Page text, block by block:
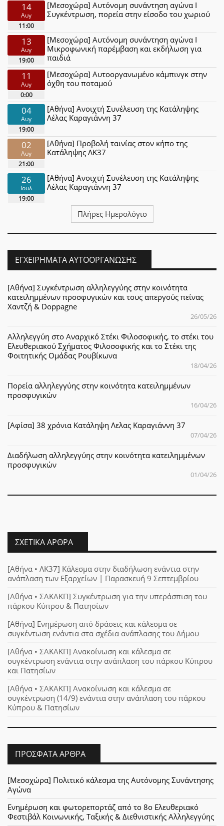
14
Αυγ
11:00
[Μεσοχώρα] Αυτόνομη συνάντηση αγώνα Ι
Συγκέντρωση, πορεία στην είσοδο του χωριού
13
Αυγ
19:00
[Μεσοχώρα] Αυτόνομη συνάντηση αγώνα Ι
Μικροφωνική παρέμβαση και εκδήλωση για
παιδιά
11
Αυγ
0:00
[Μεσοχώρα] Αυτοοργανωμένο κάμπινγκ στην
όχθη του ποταμού
04
Αυγ
19:00
[Αθήνα] Ανοιχτή Συνέλευση της Κατάληψης
Λέλας Καραγιάννη 37
02
Αυγ
21:00
[Αθήνα] Προβολή ταινίας στον κήπο της
Κατάληψης ΛΚ37
26
Ιουλ
19:00
[Αθήνα] Ανοιχτή Συνέλευση της Κατάληψης
Λέλας Καραγιάννη 37
Πλήρες Ημερολόγιο
ΕΓΧΕΙΡΉΜΑΤΑ ΑΥΤΟΟΡΓΆΝΩΣΗΣ
[Αθήνα] Συγκέντρωση αλληλεγγύης στην κοινότητα
κατειλημμένων προσφυγικών και τους απεργούς πείνας
Χαντζή & Doppagne
26/05/26
Αλληλεγγύη στο Αναρχικό Στέκι Φιλοσοφικής, το στέκι του
Ελευθεριακού Σχήματος Φιλοσοφικής και το Στέκι της
Φοιτητικής Ομάδας Ρουβίκωνα
18/04/26
Πορεία αλληλεγγύης στην κοινότητα κατειλημμένων
προσφυγικών
16/04/26
[Αφίσα] 38 χρόνια Κατάληψη Λελας Καραγιάννη 37
07/04/26
Διαδήλωση αλληλεγγύης στην κοινότητα κατειλημμένων
προσφυγικών
01/04/26
ΣΧΕΤΙΚΆ ΆΡΘΡΑ
[Αθήνα • ΛΚ37] Κάλεσμα στην διαδήλωση ενάντια στην
ανάπλαση των Εξαρχείων | Παρασκευή 9 Σεπτεμβρίου
[Αθήνα • ΣΑΚΑΚΠ] Συγκέντρωση για την υπεράσπιση του
πάρκου Κύπρου & Πατησίων
[Αθήνα] Ενημέρωση από δράσεις και κάλεσμα σε
συγκέντωση ενάντια στα σχέδια ανάπλασης του Δήμου
[Αθήνα • ΣΑΚΑΚΠ] Ανακοίνωση και κάλεσμα σε
συγκέντρωση ενάντια στην ανάπλαση του πάρκου Κύπρου
και Πατησίων
[Αθήνα • ΣΑΚΑΚΠ] Ανακοίνωση και κάλεσμα σε
συγκέντρωση (14/9) ενάντια στην ανάπλαση του πάρκου
Κύπρου & Πατησίων
ΠΡΌΣΦΑΤΑ ΆΡΘΡΑ
[Μεσοχώρα] Πολιτικό κάλεσμα της Αυτόνομης Συνάντησης
Αγώνα
Ενημέρωση και φωτορεπορτάζ από το 8ο Ελευθεριακό
Φεστιβάλ Κοινωνικής, Ταξικής & Διεθνιστικής Αλληλεγγύης